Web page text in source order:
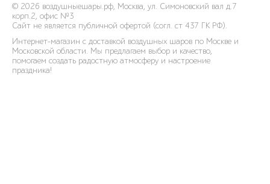
© 2026 воздушныешары.рф, Москва, ул. Симоновский вал д.7
корп.2, офис №3
Сайт не является публичной офертой (согл. ст 437 ГК РФ).
Интернет-магазин с доставкой воздушных шаров по Москве и
Московской области. Мы предлагаем выбор и качество,
помогаем создать радостную атмосферу и настроение
праздника!